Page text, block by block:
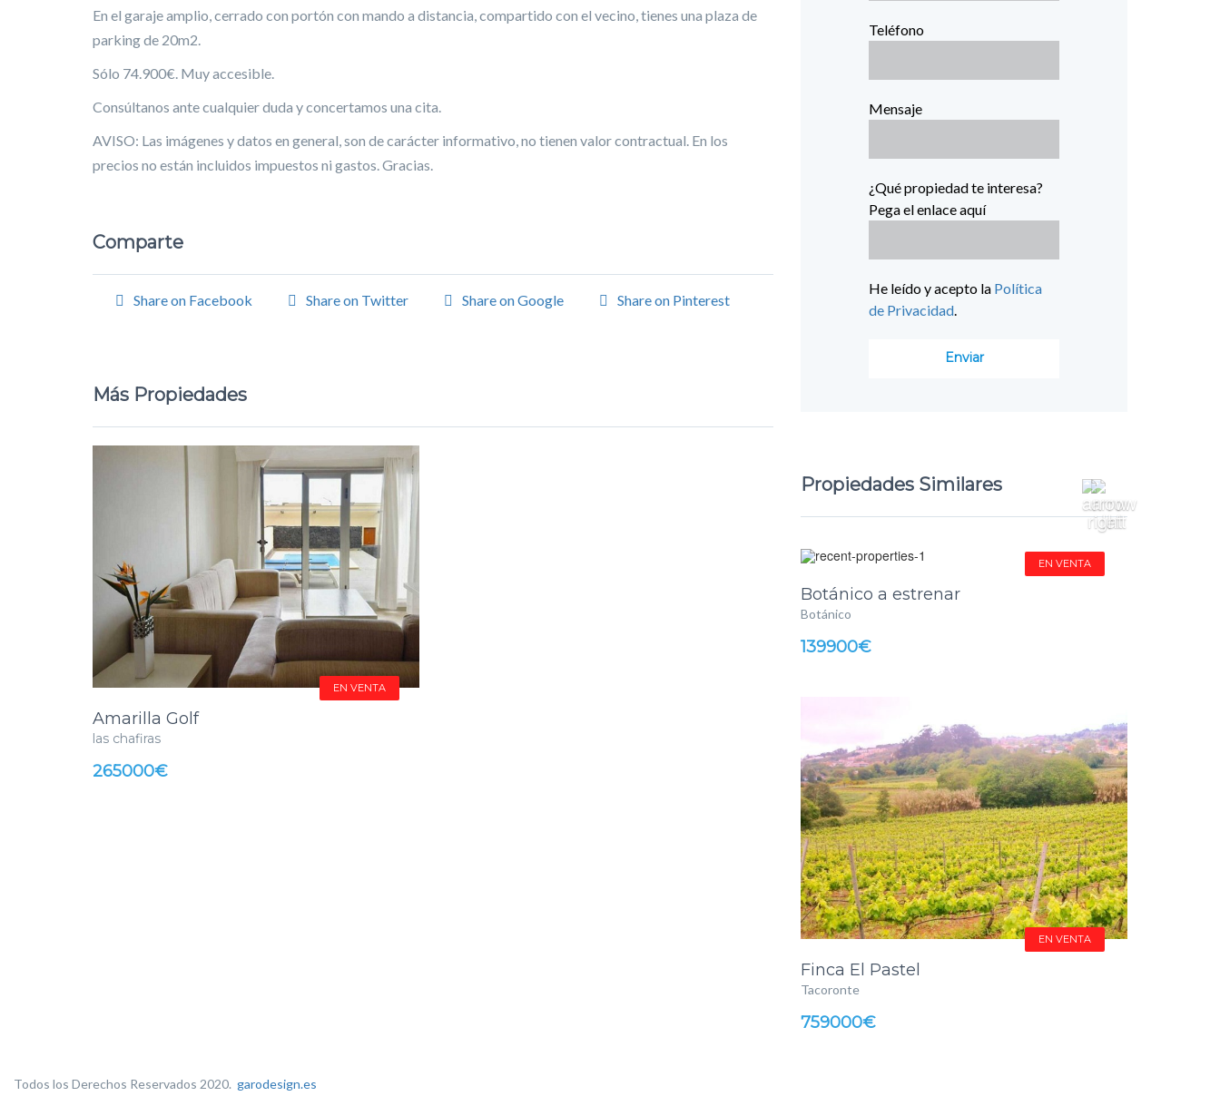
En el garaje amplio, cerrado con portón con mando a distancia, compartido con el vecino, tienes una plaza de
parking de 20m2.
Sólo 74.900€. Muy accesible.
Consúltanos ante cualquier duda y concertamos una cita.
AVISO: Las imágenes y datos en general, son de carácter informativo, no tienen valor contractual. En los
precios no están incluidos impuestos ni gastos. Gracias.
Comparte
Share on Facebook Share on Twitter Share on Google Share on Pinterest
Más Propiedades
EN VENTA
Amarilla Golf
las chafiras
265000€
Teléfono
Mensaje
¿Qué propiedad te interesa?
Pega el enlace aquí
He leído y acepto la Política
de Privacidad.
Propiedades Similares
EN VENTA
Botánico a estrenar
Botánico
139900€
EN VENTA
Finca El Pastel
Tacoronte
759000€
Todos los Derechos Reservados 2020. garodesign.es